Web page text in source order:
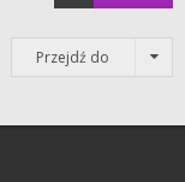
Przejdź do